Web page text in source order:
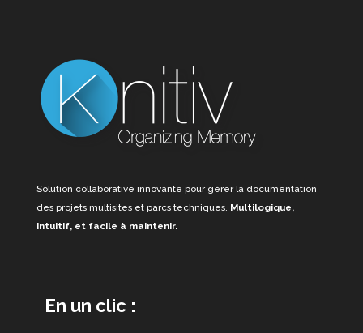
Solution collaborative innovante pour gérer la documentation
des projets multisites et parcs techniques. Multilogique,
intuitif, et facile à maintenir.
En un clic :